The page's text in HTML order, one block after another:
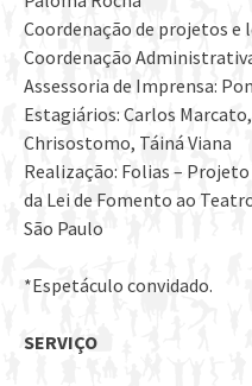
Coordenação de projetos e
Coordenação
Assessoria de Imprensa:
Estagiários: Carlos
Chrisostomo, Táiná Viana
Realização: Folias –
da Lei de Fomento ao
São Paulo
*Espetáculo convidado.
SERVIÇO